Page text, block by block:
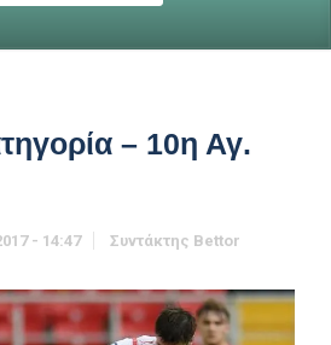
– 10η Αγ.
- 14:47 Συντάκτης Bettor